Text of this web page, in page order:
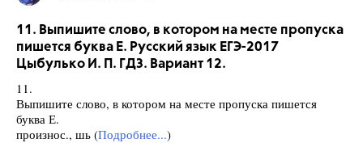
11. Выпишите слово, в котором на месте пропуска
пишется буква Е. Русский язык ЕГЭ-2017
Цыбулько И. П. ГДЗ. Вариант 12.
11.
Выпишите слово, в котором на месте пропуска пишется
буква Е.
произнос., шь (Подробнее...)